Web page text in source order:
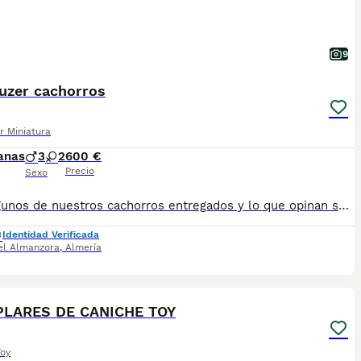
9
cachorros
Miniatura
3 2
Sexo
600 €
Precio
Mira algunos de nuestros cachorros entregados y lo que opinan sus dueños en nuestro Instagram @cachorrosalmeria Contáctanos en el 626879910 Somos criadores NO revendedores. Estupenda camada de schnauzer, padres con un excelente pedigree. Precios no negociables. Machos 600€ hembras 1000€ Se entregan con dos vacunas, dos desparasitaciones y cartilla de cachorro. Si se quiere, microchip y pasaporte a la entrega, se pagará aparte. (50€)
Identidad Verificada
Almanzora, Almería
DE CANICHE TOY